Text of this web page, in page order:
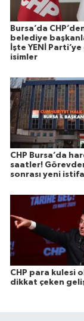
Bursa’da
belediye
İşte YENİ
isimler
CHP Bursa’da
saatler!
sonrası yeni
CHP para kulesi
dikkat çeken